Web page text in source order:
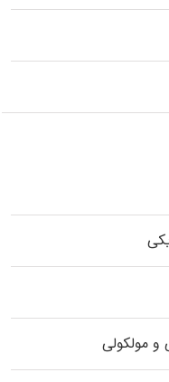
مولکولی